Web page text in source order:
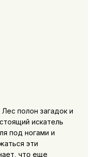
полон загадок и
искатель
под ногами и
эти
что еще